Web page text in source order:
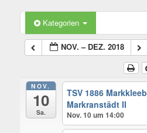
Kategorien
NOV. – DEZ. 2018
NOV.
10
Sa.
TSV 1886
Markranstädt II
Nov. 10 um 14:00